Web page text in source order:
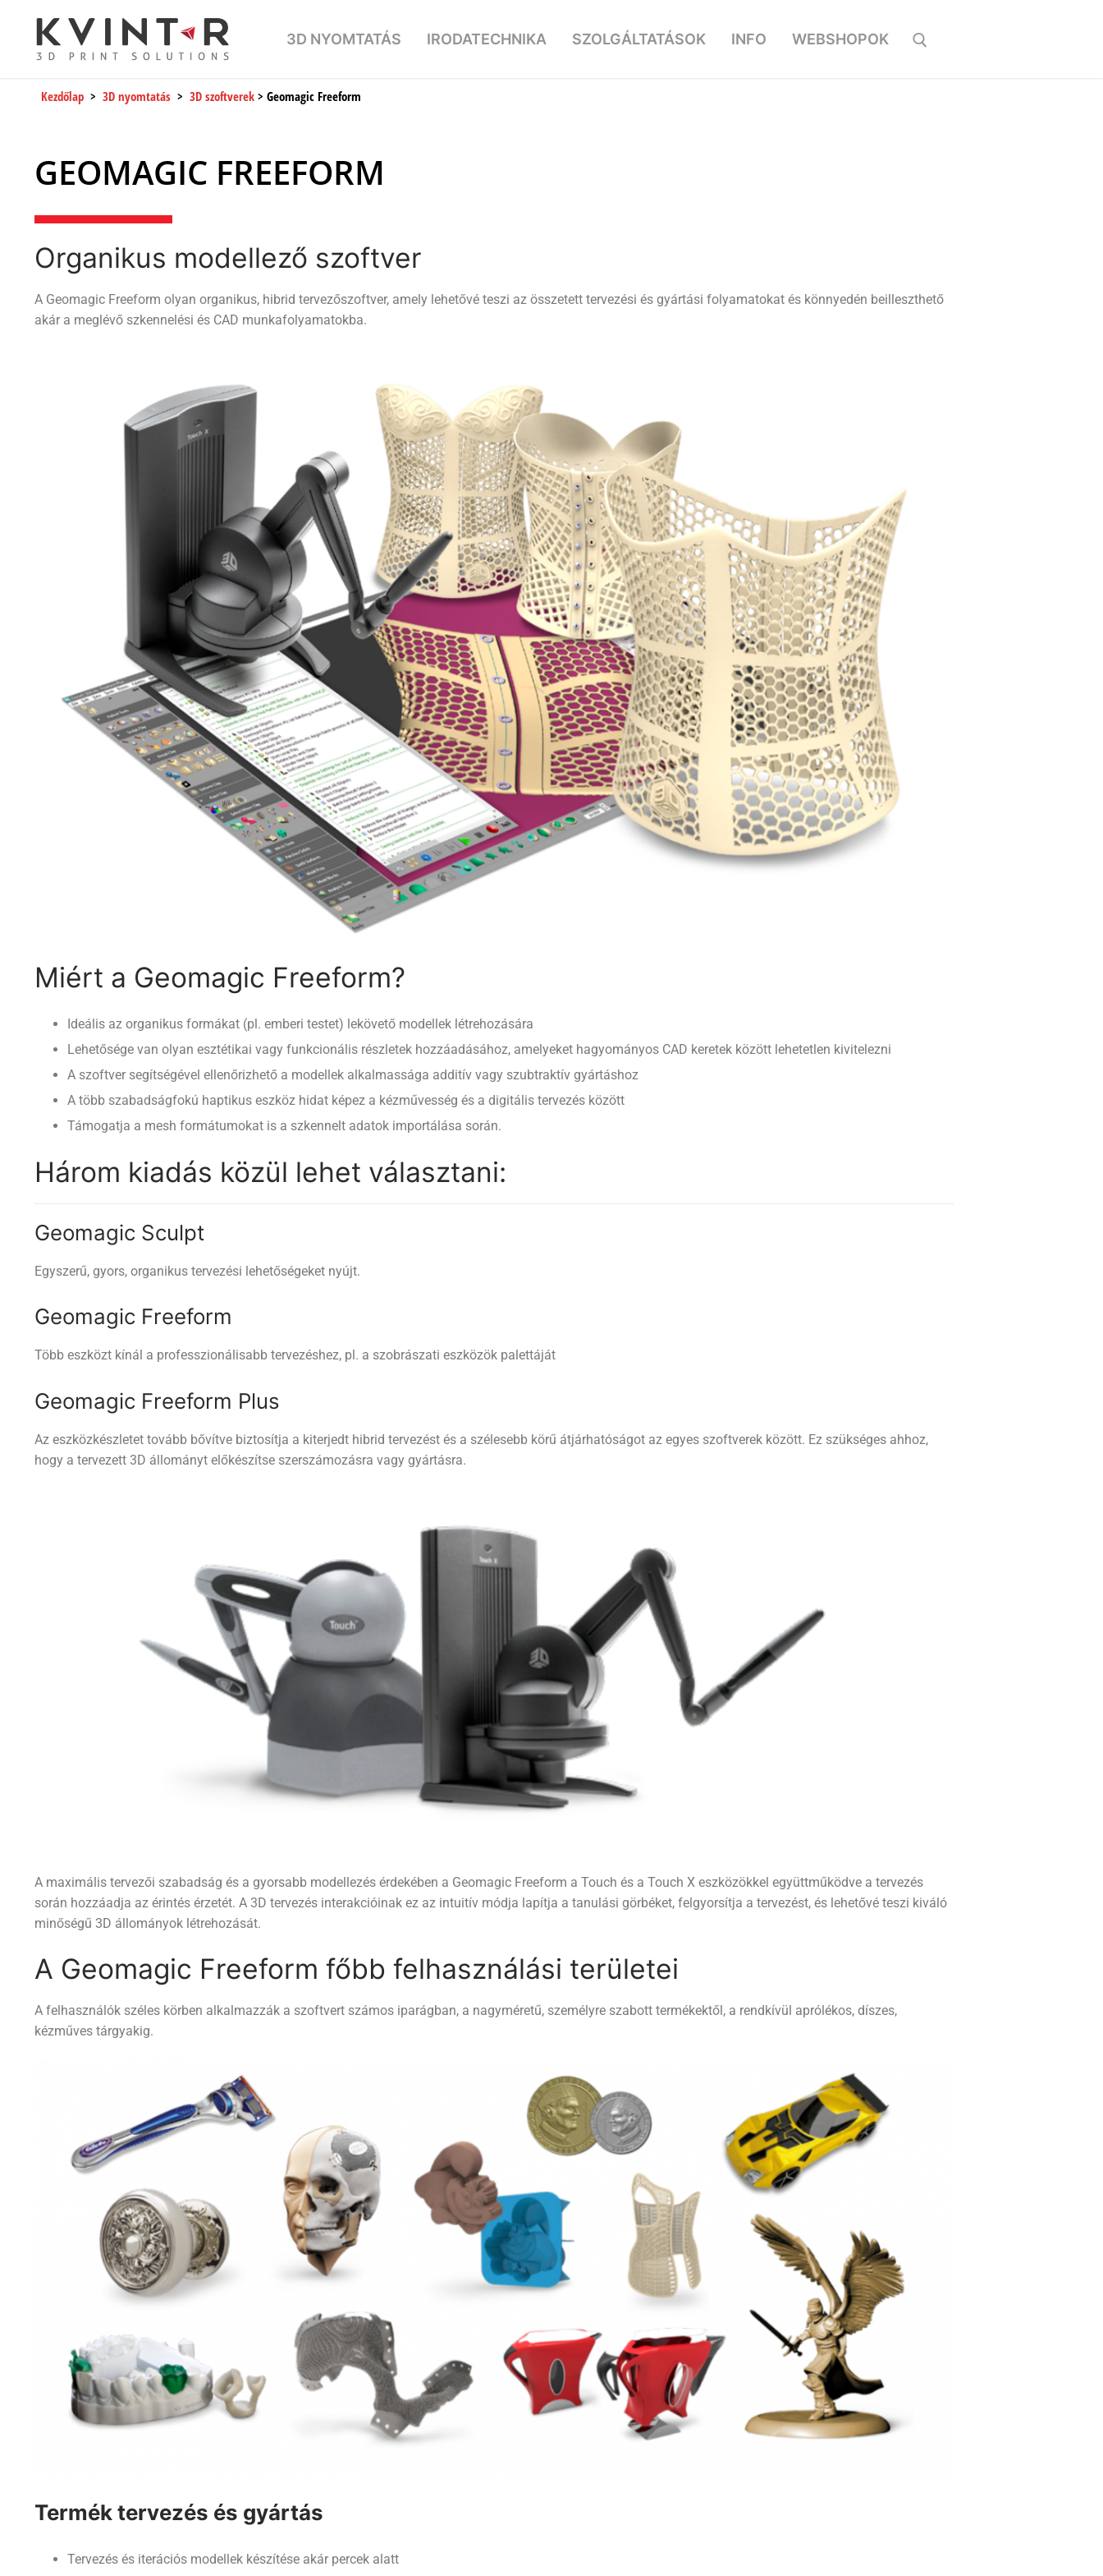
3D NYOMTATÁS IRODATECHNIKA SZOLGÁLTATÁSOK INFO WEBSHOPOK
Kezdőlap > 3D nyomtatás > 3D szoftverek > Geomagic Freeform
GEOMAGIC FREEFORM
Organikus modellező szoftver
A Geomagic Freeform olyan organikus, hibrid tervezőszoftver, amely lehetővé teszi az összetett tervezési és gyártási folyamatokat és könnyedén beilleszthető
akár a meglévő szkennelési és CAD munkafolyamatokba.
Miért a Geomagic Freeform?
Ideális az organikus formákat (pl. emberi testet) lekövető modellek létrehozására
Lehetősége van olyan esztétikai vagy funkcionális részletek hozzáadásához, amelyeket hagyományos CAD keretek között lehetetlen kivitelezni
A szoftver segítségével ellenőrizhető a modellek alkalmassága additív vagy szubtraktív gyártáshoz
A több szabadságfokú haptikus eszköz hidat képez a kézművesség és a digitális tervezés között
Támogatja a mesh formátumokat is a szkennelt adatok importálása során.
Három kiadás közül lehet választani:
Geomagic Sculpt
Egyszerű, gyors, organikus tervezési lehetőségeket nyújt.
Geomagic Freeform
Több eszközt kínál a professzionálisabb tervezéshez, pl. a szobrászati eszközök palettáját
Geomagic Freeform Plus
Az eszközkészletet tovább bővítve biztosítja a kiterjedt hibrid tervezést és a szélesebb körű átjárhatóságot az egyes szoftverek között. Ez szükséges ahhoz,
hogy a tervezett 3D állományt előkészítse szerszámozásra vagy gyártásra.
A maximális tervezői szabadság és a gyorsabb modellezés érdekében a Geomagic Freeform a Touch és a Touch X eszközökkel együttműködve a tervezés
során hozzáadja az érintés érzetét. A 3D tervezés interakcióinak ez az intuitív módja lapítja a tanulási görbéket, felgyorsítja a tervezést, és lehetővé teszi kiváló
minőségű 3D állományok létrehozását.
A Geomagic Freeform főbb felhasználási területei
A felhasználók széles körben alkalmazzák a szoftvert számos iparágban, a nagyméretű, személyre szabott termékektől, a rendkívül aprólékos, díszes,
kézműves tárgyakig.
Termék tervezés és gyártás
Tervezés és iterációs modellek készítése akár percek alatt